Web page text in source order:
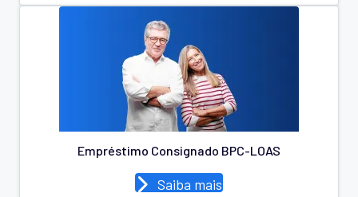
Empréstimo Consignado BPC-LOAS
Saiba mais